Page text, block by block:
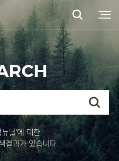
딜"에 대한
결과가 있습니다.